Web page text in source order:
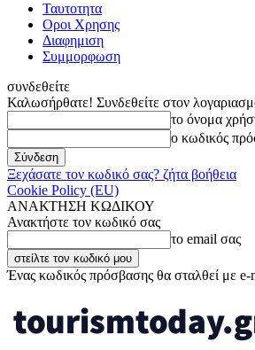
Ταυτοτητα
Οροι Χρησης
Διαφημιση
Συμμορφωση
συνδεθείτε
Καλωσήρθατε! Συνδεθείτε στον
το όνομα
ο κωδικός
Ξεχάσατε τον κωδικό σας? ζήτα βοήθεια
Cookie Policy (EU)
ΑΝΑΚΤΗΣΗ ΚΩΔΙΚΟΥ
Ανακτήστε τον κωδικό σας
το email σας
Ένας κωδικός πρόσβασης θα σταλθεί με e-